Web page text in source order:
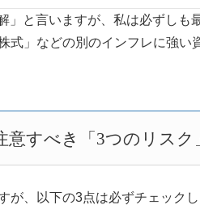
」と言いますが、私は必ずしも
式」などの別のインフレに強
意すべき「3つのリスク
が、以下の3点は必ずチェックし